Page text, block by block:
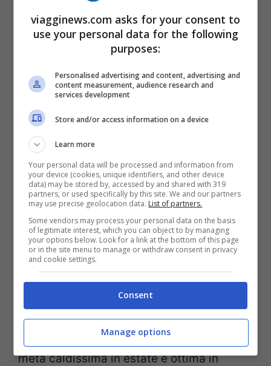
posto ideale dove andare è la splendida
Spiaggia dei Conigli, con fondali bassi e
acque che si scaldano velocemente al
sole. Inoltre, in questo periodo i voli per
raggiungere l’isola sono super scontati.
Malta
meta low cost dove andare questo mese di
novembre perandare al mare , prendere il
sole e fare il bagno. Non perdetevi, poi, la
visita alle bellezze naturali dell’isola, tra
escursioni in barca e a piedi, da fare in
questa stagione, e alle meraviglie
architettoniche e artistiche custodite della
capitale La Valletta.
. Verso est nel Mar Mediterraneo una
meta caldissima in estate e ottima in
viagginews.com asks for your consent to
use your personal data for the following
purposes:
Personalised advertising and content, advertising and
content measurement, audience research and
services development
Store and/or access information on a device
Learn more
Your personal data will be processed and information from
your device (cookies, unique identifiers, and other device
data) may be stored by, accessed by and shared with 319
partners, or used specifically by this site. We and our partners
may use precise geolocation data. List of partners.
Some vendors may process your personal data on the basis
of legitimate interest, which you can object to by managing
your options below. Look for a link at the bottom of this page
or in the site menu to manage or withdraw consent in privacy
and cookie settings.
Consent
Manage options